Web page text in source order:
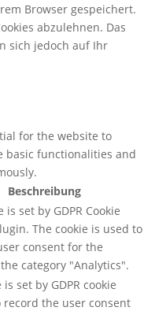
Browser gespeichert.
abzulehnen. Das
sich jedoch auf Ihr
for the website to
basic functionalities and
Beschreibung
is set by GDPR Cookie
The cookie is used to
consent for the
category "Analytics".
set by GDPR cookie
record the user consent